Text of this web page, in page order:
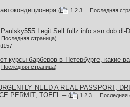
( 1 2 3
Последняя
Legit Sell fullz info ssn dob dl-
Последняя страница)
курсы барберов в Петербурге, какие
Последняя страница)
NEED A REAL PASSPORT,
PERMIT, TOEFL – ( 1 2 3
Последняя